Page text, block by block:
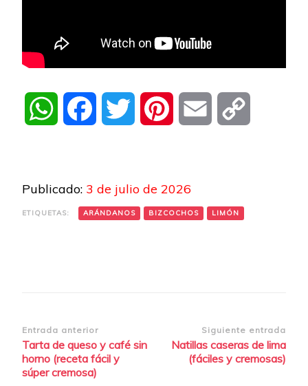
WhatsAppFacebook Twitter Pinterest Email
Publicado: 3 de julio de 2026
ETIQUETAS: ARÁNDANOS BIZCOCHOS LIMÓN
Navegación
de
entradas
Entrada anterior
Tarta de queso y café sin
horno (receta fácil y
súper cremosa)
Siguiente entrada
Natillas caseras de lima
(fáciles y cremosas)